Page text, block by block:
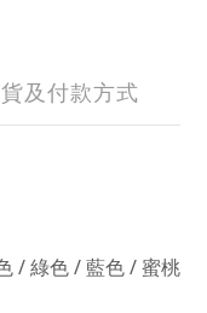
及付款方式
/ 綠色 / 藍色 / 蜜桃